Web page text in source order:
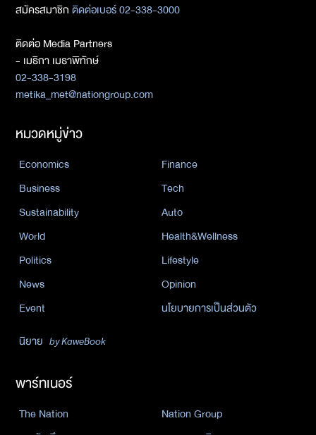
สมัครสมาชิกติดต่อเบอร์ 02-338-3000
ติดต่อ Media Partners
- เมธิกา เมธาพิทักษ์
02-338-3198
metika_met@nationgroup.com
หมวดหมู่ข่าว
Economics
Finance
Business
Tech
Sustainability
Auto
World
Health&Wellness
Politics
Lifestyle
News
Opinion
Event
นโยบายการเป็นส่วนตัว
นิยาย by KaweBook
พาร์ทเนอร์
The Nation
Nation Group